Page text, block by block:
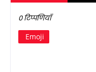
0 टिप्पणियाँ
Emoji